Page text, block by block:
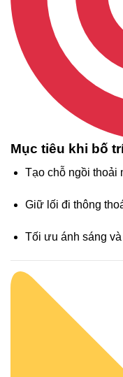
Mục tiêu khi bố
Tạo chỗ ngồi thoải
Giữ lối đi thông
Tối ưu ánh sáng